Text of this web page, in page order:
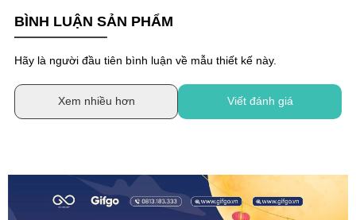
BÌNH LUẬN SẢN PHẨM
Hãy là người đầu tiên bình luận về mẫu thiết kế này.
Xem nhiều hơn Viết đánh giá